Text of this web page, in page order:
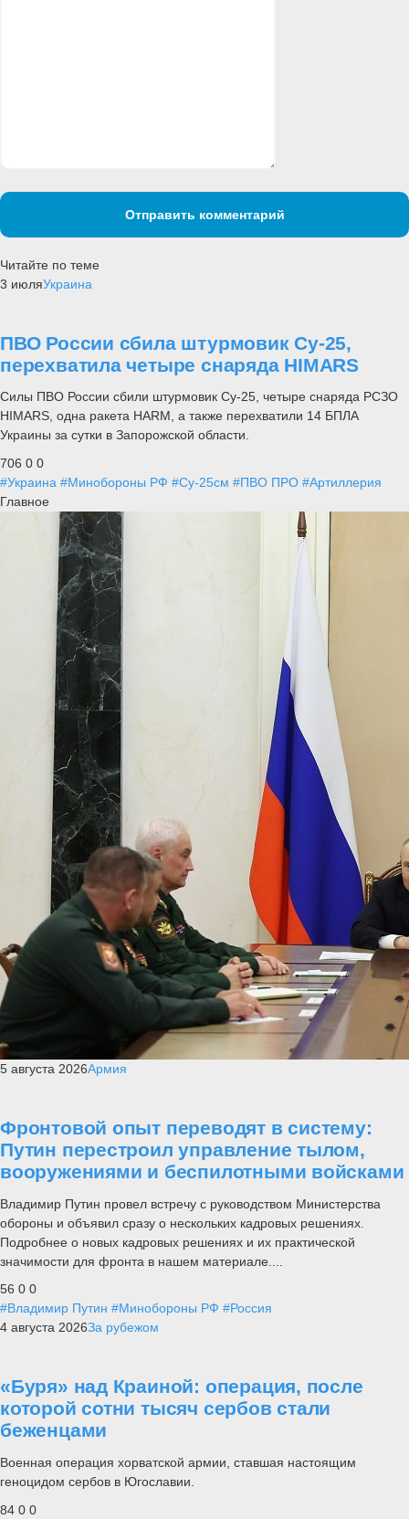
Отправить комментарий
Читайте по теме
3 июляУкраина
ПВО России сбила штурмовик Су-25,
перехватила четыре снаряда HIMARS
Силы ПВО России сбили штурмовик Су-25, четыре снаряда РСЗО
HIMARS, одна ракета HARM, а также перехватили 14 БПЛА
Украины за сутки в Запорожской области.
706 0 0
#Украина #Минобороны РФ #Су-25см #ПВО ПРО #Артиллерия
Главное
5 августа 2026Армия
Фронтовой опыт переводят в систему:
Путин перестроил управление тылом,
вооружениями и беспилотными войсками
Владимир Путин провел встречу с руководством Министерства
обороны и объявил сразу о нескольких кадровых решениях.
Подробнее о новых кадровых решениях и их практической
значимости для фронта в нашем материале....
56 0 0
#Владимир Путин #Минобороны РФ #Россия
4 августа 2026За рубежом
«Буря» над Краиной: операция, после
которой сотни тысяч сербов стали
беженцами
Военная операция хорватской армии, ставшая настоящим
геноцидом сербов в Югославии.
84 0 0